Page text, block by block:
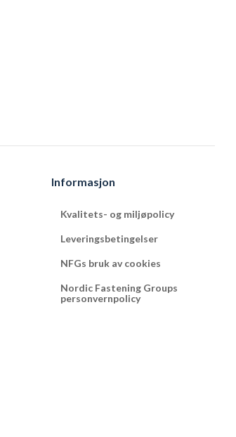
Informasjon
Kvalitets- og miljøpolicy
Leveringsbetingelser
NFGs bruk av cookies
Nordic Fastening Groups
personvernpolicy